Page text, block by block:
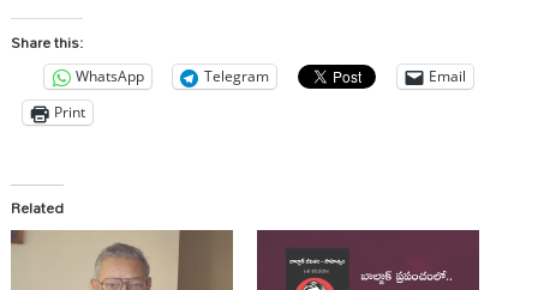
Share this:
WhatsApp Telegram
Email
Print
Related